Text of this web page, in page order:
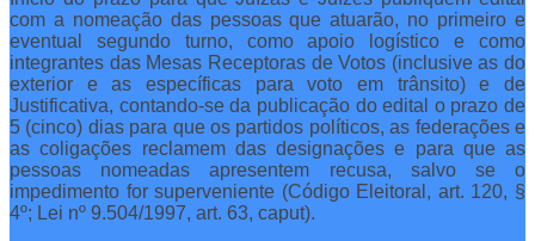
com a nomeação das pessoas que atuarão, no primeiro e
eventual segundo turno, como apoio logístico e como
integrantes das Mesas Receptoras de Votos (inclusive as do
exterior e as específicas para voto em trânsito) e de
Justificativa, contando-se da publicação do edital o prazo de
5 (cinco) dias para que os partidos políticos, as federações e
as coligações reclamem das designações e para que as
pessoas nomeadas apresentem recusa, salvo se o
impedimento for superveniente (Código Eleitoral, art. 120, §
4º; Lei nº 9.504/1997, art. 63, caput).